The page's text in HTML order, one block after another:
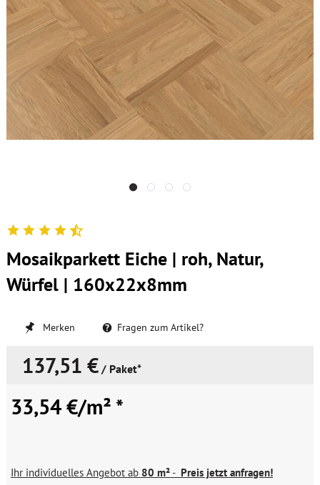
Mosaikparkett Eiche | roh, Natur,
Würfel | 160x22x8mm
Merken Fragen zum Artikel?
137,51 € / Paket*
33,54 €/m² *
Ihr individuelles Angebot ab 80 m²- Preis jetzt anfragen!